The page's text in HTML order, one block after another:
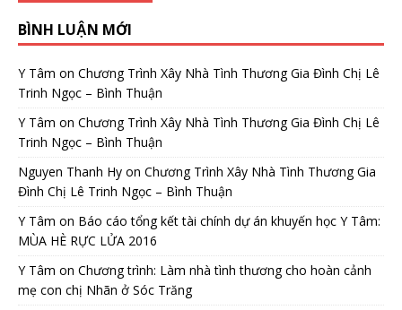
BÌNH LUẬN MỚI
Y Tâm on Chương Trình Xây Nhà Tình Thương Gia Đình Chị Lê
Trinh Ngọc – Bình Thuận
Y Tâm on Chương Trình Xây Nhà Tình Thương Gia Đình Chị Lê
Trinh Ngọc – Bình Thuận
Nguyen Thanh Hy on Chương Trình Xây Nhà Tình Thương Gia
Đình Chị Lê Trinh Ngọc – Bình Thuận
Y Tâm on Báo cáo tổng kết tài chính dự án khuyến học Y Tâm:
MÙA HÈ RỰC LỬA 2016
Y Tâm on Chương trình: Làm nhà tình thương cho hoàn cảnh
mẹ con chị Nhãn ở Sóc Trăng